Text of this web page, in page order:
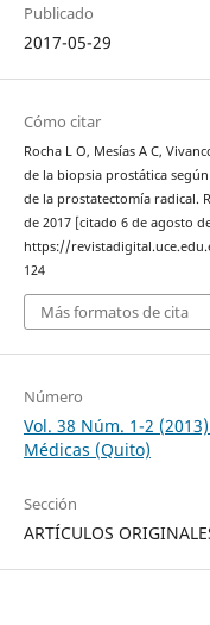
Publicado
2017-05-29
Cómo citar
Rocha L O, Mesías A C,
de la biopsia prostática
de la prostatectomía radical.
de 2017 [citado 6 de agosto
https://
124
Más formatos de cita
Número
Vol. 38 Núm. 1-2
Médicas (Quito)
Sección
ARTÍCULOS